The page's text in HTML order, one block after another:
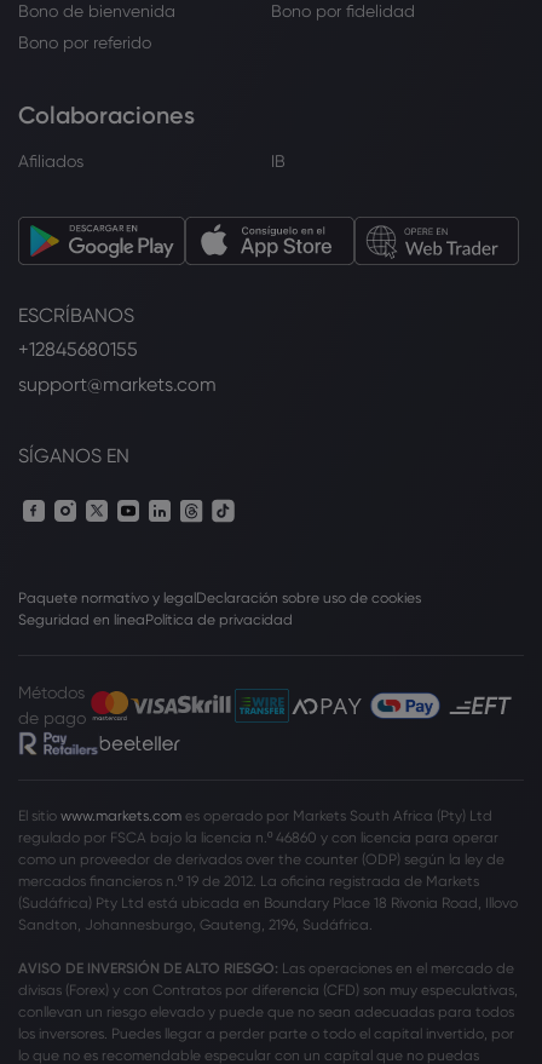
Bono de bienvenida
Bono por fidelidad
Bono por referido
Colaboraciones
Afiliados IB
ESCRÍBANOS
+12845680155
support@markets.com
SÍGANOS EN
Paquete normativo y legalDeclaración sobre uso de cookies
Seguridad en líneaPolítica de privacidad
Métodos
de pago
El sitio www.markets.com es operado por Markets South Africa (Pty) Ltd
regulado por FSCA bajo la licencia n.º 46860 y con licencia para operar
como un proveedor de derivados over the counter (ODP) según la ley de
mercados financieros n.º 19 de 2012. La oficina registrada de Markets
(Sudáfrica) Pty Ltd está ubicada en Boundary Place 18 Rivonia Road, Illovo
Sandton, Johannesburgo, Gauteng, 2196, Sudáfrica.
AVISO DE INVERSIÓN DE ALTO RIESGO: Las operaciones en el mercado de
divisas (Forex) y con Contratos por diferencia (CFD) son muy especulativas,
conllevan un riesgo elevado y puede que no sean adecuadas para todos
los inversores. Puedes llegar a perder parte o todo el capital invertido, por
lo que no es recomendable especular con un capital que no puedas